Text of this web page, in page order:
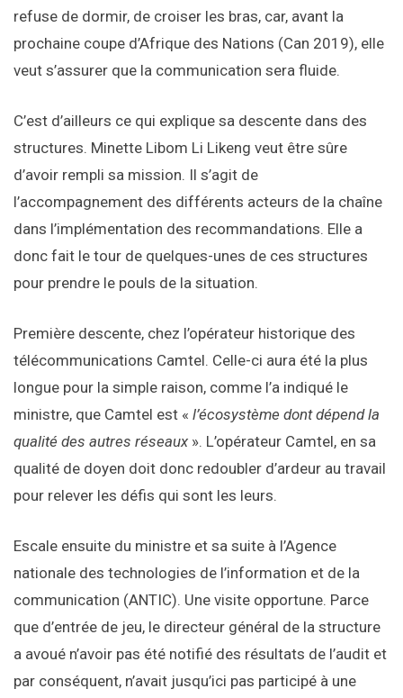
refuse de dormir, de croiser les bras, car, avant la
prochaine coupe d’Afrique des Nations (Can 2019), elle
veut s’assurer que la communication sera fluide.
C’est d’ailleurs ce qui explique sa descente dans des
structures. Minette Libom Li Likeng veut être sûre
d’avoir rempli sa mission. Il s’agit de
l’accompagnement des différents acteurs de la chaîne
dans l’implémentation des recommandations. Elle a
donc fait le tour de quelques-unes de ces structures
pour prendre le pouls de la situation.
Première descente, chez l’opérateur historique des
télécommunications Camtel. Celle-ci aura été la plus
longue pour la simple raison, comme l’a indiqué le
ministre, que Camtel est « l’écosystème dont dépend la
qualité des autres réseaux ». L’opérateur Camtel, en sa
qualité de doyen doit donc redoubler d’ardeur au travail
pour relever les défis qui sont les leurs.
Escale ensuite du ministre et sa suite à l’Agence
nationale des technologies de l’information et de la
communication (ANTIC). Une visite opportune. Parce
que d’entrée de jeu, le directeur général de la structure
a avoué n’avoir pas été notifié des résultats de l’audit et
par conséquent, n’avait jusqu’ici pas participé à une